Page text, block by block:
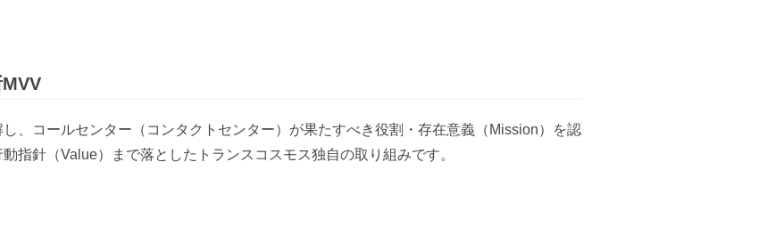
、コールセンター（コンタクトセンター）が果たすべき役割・存在意義（Mission）を認
指針（Value）まで落としたトランスコスモス独自の取り組みです。